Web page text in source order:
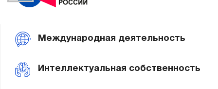
Международная деятельность
Интеллектуальная собственность